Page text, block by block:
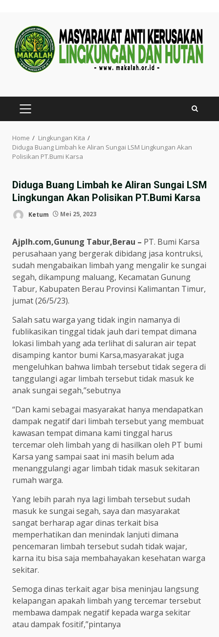
content
PRIMARY
MENU
Home
Lingkungan Kita
Diduga Buang Limbah ke Aliran Sungai LSM Lingkungan Akan
Polisikan PT.Bumi Karsa
Diduga Buang Limbah ke Aliran Sungai LSM
Lingkungan Akan Polisikan PT.Bumi Karsa
Ketum Mei 25, 2023
Ajplh.com,Gunung Tabur,Berau – PT. Bumi Karsa
perusahaan yang bergerak dibidang jasa kontruksi,
sudah mengabaikan limbah yang mengalir ke sungai
segah, dikampung maluang, Kecamatan Gunung
Tabur, Kabupaten Berau Provinsi Kalimantan Timur,
jumat (26/5/23).
Salah satu warga yang tidak ingin namanya di
fublikasikan tinggal tidak jauh dari tempat dimana
lokasi limbah yang ada terlihat di saluran air tepat
disamping kantor bumi Karsa,masyarakat juga
mengeluhkan bahwa limbah tersebut tidak segera di
tanggulangi agar limbah tersebut tidak masuk ke
anak sungai segah,”sebutnya
“Dan kami sebagai masyarakat hanya mendapatkan
dampak negatif dari limbah tersebut yang membuat
kawasan tempat dimana kami tinggal harus
tercemar oleh limbah yang di hasilkan oleh PT bumi
Karsa yang sampai saat ini masih belum ada
menanggulangi agar limbah tidak masuk sekitaran
rumah warga.
Yang lebih parah nya lagi limbah tersebut sudah
masuk ke sungai segah, saya dan masyarakat
sangat berharap agar dinas terkait bisa
memperhatikan dan menindak lanjuti dimana
pencemaran limbah tersebut sudah tidak wajar,
karna itu bisa saja membahayakan kesehatan warga
sekitar.
Semoga dinas terkait agar bisa meninjau langsung
kelapangan apakah limbah yang tercemar tersebut
membawa dampak negatif kepada warga sekitar
atau dampak fositif,”pintanya